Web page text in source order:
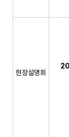
현장설명회